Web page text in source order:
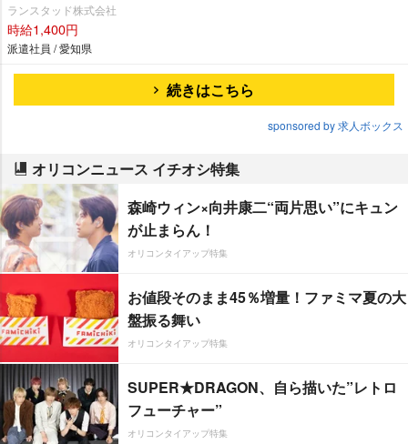
ランスタッド株式会社
時給1,400円
派遣社員 / 愛知県
続きはこちら
sponsored by 求人ボックス
オリコンニュース イチオシ特集
森崎ウィン×向井康二“両片思い”にキュン
が止まらん！
オリコンタイアップ特集
お値段そのまま45％増量！ファミマ夏の大
盤振る舞い
オリコンタイアップ特集
SUPER★DRAGON、自ら描いた”レトロ
フューチャー”
オリコンタイアップ特集